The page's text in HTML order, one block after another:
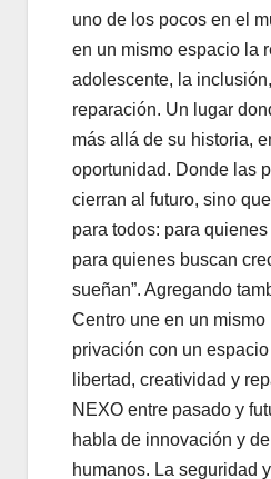
uno de los pocos en el
en un mismo espacio la
adolescente, la
reparación. Un lugar
más allá de su historia,
oportunidad. Donde las
cierran al futuro, sino
para todos: para
para quienes buscan
sueñan”. Agregando
Centro une en un
privación con un
libertad, creatividad y
NEXO entre pasado y
habla de innovación y
humanos. La seguridad